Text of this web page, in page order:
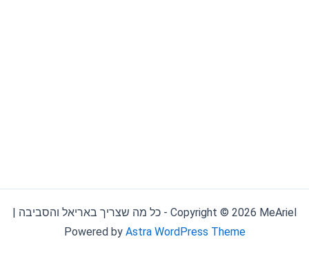
Copyright © 2026 MeAriel - כל מה שצריך באריאל והסביבה |
Powered by Astra WordPress Theme